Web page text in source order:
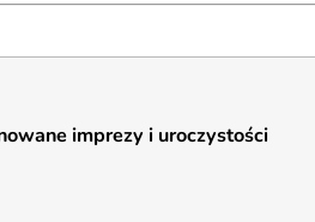
imprezy i uroczystości